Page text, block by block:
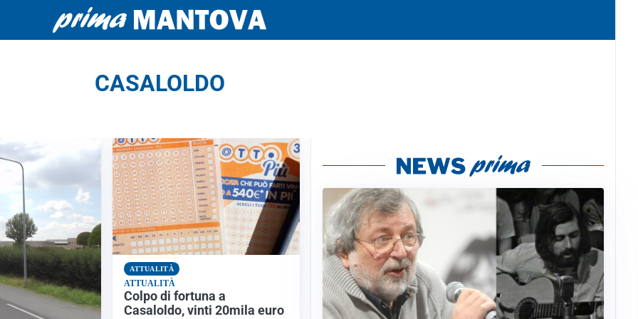
CASALOLDO
ATTUALITÀ
ATTUALITÀ
Colpo di fortuna a
Casaloldo, vinti 20mila euro